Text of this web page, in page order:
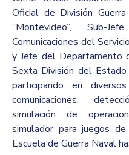
Oficial de División
“Montevideo”, Sub-
Comunicaciones del
y Jefe del Departamento
Sexta División del
participando en
comunicaciones,
simulación de
simulador para juegos
Escuela de Guerra Naval